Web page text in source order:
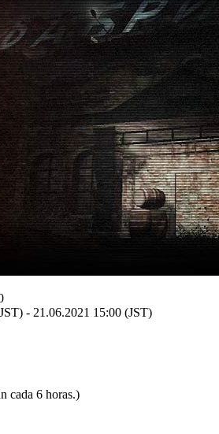
- 21.06.2021 15:00 (JST)
cada 6 horas.)